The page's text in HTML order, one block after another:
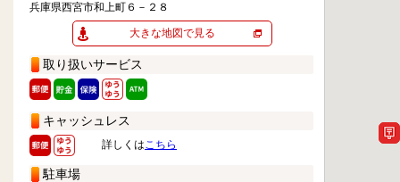
兵庫県西宮市和上町６－２８
大きな地図で見る
取り扱いサービス
キャッシュレス
詳しくはこちら
駐車場